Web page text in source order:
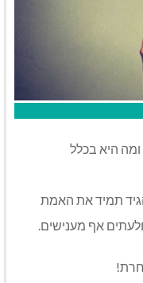
היא בכלל
תמיד את האמת
אף מענישים.